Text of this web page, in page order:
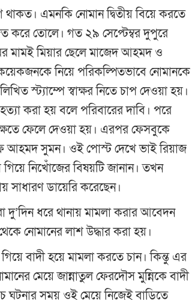
এমনকি নোমান দ্বিতীয় বিয়ে করতে
করে তোলে। গত ২৯ সেপ্টেম্বর দুপুরে
মামই মিয়ার ছেলে মাজেদ আহমদ ও
নিয়ে পরিকল্পিতভাবে নোমানকে
স্ট্যাম্পে স্বাক্ষর নিতে চাপ দেওয়া হয়।
করা হয় বলে পরিবারের দাবি। পরে
ফেলে দেওয়া হয়। এরপর ফেসবুকে
আহমদ সুমন। ওই পোস্ট দেখে ভাই রিয়াজ
গিয়ে নিখোঁজের বিষয়টি জানান। তখন
ডায়েরি করেছেন।
দু’দিন ধরে থানায় মামলা করার আবেদন
নোমানের লাশ উদ্ধার করা হয়।
বাদী হয়ে মামলা করতে চান। কিন্তু এর
মেয়ে জান্নাতুল ফেরদৌস মুন্নিকে বাদী
ঘটনার সময় ওই মেয়ে নিজেই বাড়িতে